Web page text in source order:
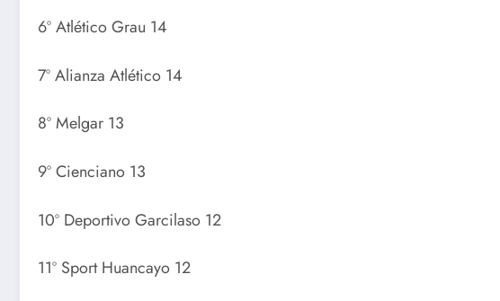
6º Atlético Grau 14
7º Alianza Atlético 14
8º Melgar 13
9º Cienciano 13
10º Deportivo Garcilaso 12
11º Sport Huancayo 12